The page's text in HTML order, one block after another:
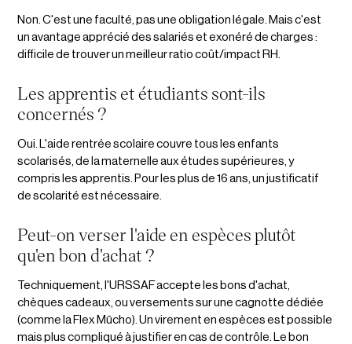
Non. C'est une faculté, pas une obligation légale. Mais c'est
un avantage apprécié des salariés et exonéré de charges :
difficile de trouver un meilleur ratio coût/impact RH.
Les apprentis et étudiants sont-ils
concernés ?
Oui. L'aide rentrée scolaire couvre tous les enfants
scolarisés, de la maternelle aux études supérieures, y
compris les apprentis. Pour les plus de 16 ans, un justificatif
de scolarité est nécessaire.
Peut-on verser l'aide en espèces plutôt
qu'en bon d'achat ?
Techniquement, l'URSSAF accepte les bons d'achat,
chèques cadeaux, ou versements sur une cagnotte dédiée
(comme la Flex Mūcho). Un virement en espèces est possible
mais plus compliqué à justifier en cas de contrôle. Le bon